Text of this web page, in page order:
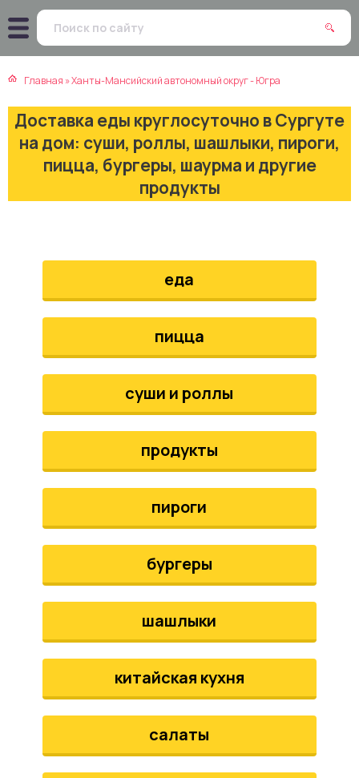
Главная »Ханты-Мансийский автономный округ - Югра
Доставка еды круглосуточно в Сургуте
на дом: суши, роллы, шашлыки, пироги,
пицца, бургеры, шаурма и другие
продукты
еда
пицца
суши и роллы
продукты
пироги
бургеры
шашлыки
китайская кухня
салаты
кухня
кухня
кухня